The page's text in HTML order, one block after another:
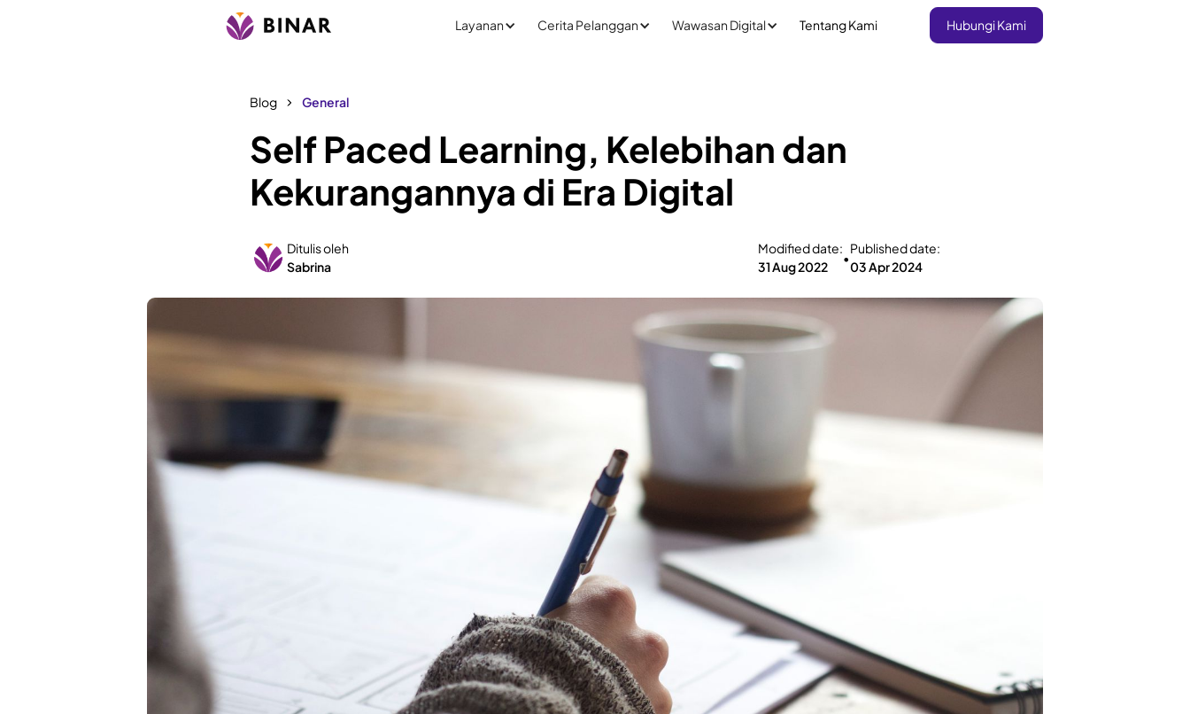
Layanan Cerita Pelanggan Wawasan Digital Tentang Kami Hubungi Kami
Blog General
Self Paced Learning, Kelebihan dan
Kekurangannya di Era Digital
Ditulis oleh
Sabrina
Modified date:
31 Aug 2022
•
Published date:
03 Apr 2024